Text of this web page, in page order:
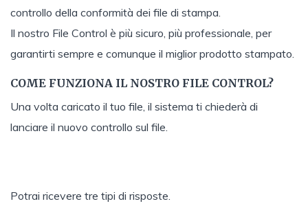
controllo della conformità dei file di stampa.
Il nostro File Control è più sicuro, più professionale, per
garantirti sempre e comunque il miglior prodotto stampato.
COME FUNZIONA IL NOSTRO FILE CONTROL?
Una volta caricato il tuo file, il sistema ti chiederà di
lanciare il nuovo controllo sul file.
Potrai ricevere tre tipi di risposte.